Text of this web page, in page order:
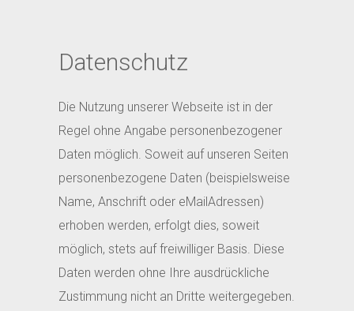
Datenschutz
Die Nutzung unserer Webseite ist in der
Regel ohne Angabe personenbezogener
Daten möglich. Soweit auf unseren Seiten
personenbezogene Daten (beispielsweise
Name, Anschrift oder eMailAdressen)
erhoben werden, erfolgt dies, soweit
möglich, stets auf freiwilliger Basis. Diese
Daten werden ohne Ihre ausdrückliche
Zustimmung nicht an Dritte weitergegeben.